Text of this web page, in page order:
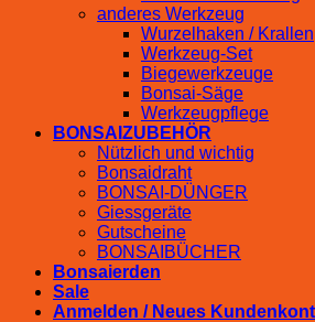
anderes Werkzeug
Wurzelhaken / Krallen
Werkzeug-Set
Biegewerkzeuge
Bonsai-Säge
Werkzeugpflege
BONSAIZUBEHÖR
Nützlich und wichtig
Bonsaidraht
BONSAI-DÜNGER
Giessgeräte
Gutscheine
BONSAIBÜCHER
Bonsaierden
Sale
Anmelden / Neues